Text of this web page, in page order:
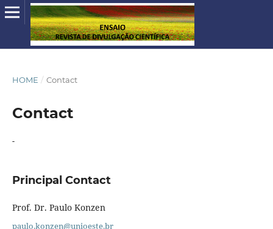
HOME / Contact
Contact
-
Principal Contact
Prof. Dr. Paulo Konzen
paulo.konzen@unioeste.br